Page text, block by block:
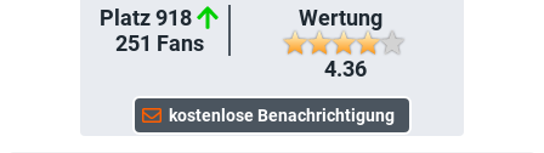
Platz 918
251 Fans
Wertung
4.36